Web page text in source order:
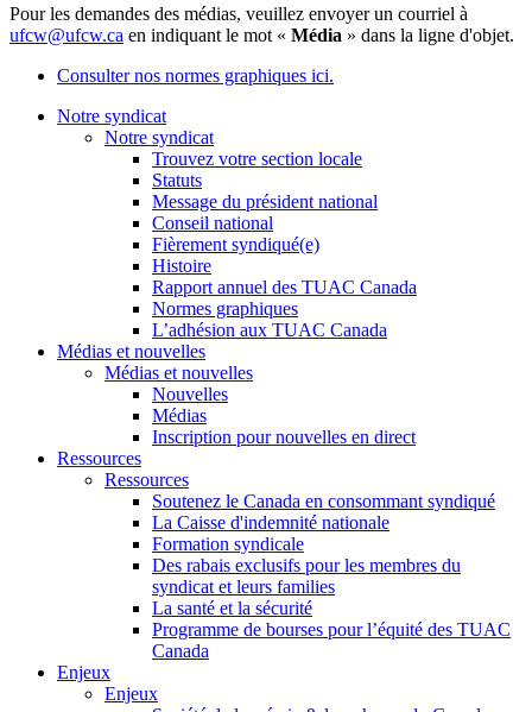
Pour les demandes des médias, veuillez envoyer un courriel à
ufcw@ufcw.ca en indiquant le mot « Média » dans la ligne d'objet.
Consulter nos normes graphiques ici.
Notre syndicat
Notre syndicat
Trouvez votre section locale
Statuts
Message du président national
Conseil national
Fièrement syndiqué(e)
Histoire
Rapport annuel des TUAC Canada
Normes graphiques
L’adhésion aux TUAC Canada
Médias et nouvelles
Médias et nouvelles
Nouvelles
Médias
Inscription pour nouvelles en direct
Ressources
Ressources
Soutenez le Canada en consommant syndiqué
La Caisse d'indemnité nationale
Formation syndicale
Des rabais exclusifs pour les membres du
syndicat et leurs families
La santé et la sécurité
Programme de bourses pour l’équité des TUAC
Canada
Enjeux
Enjeux